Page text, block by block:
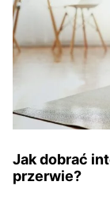
Jak dobrać
przerwie?